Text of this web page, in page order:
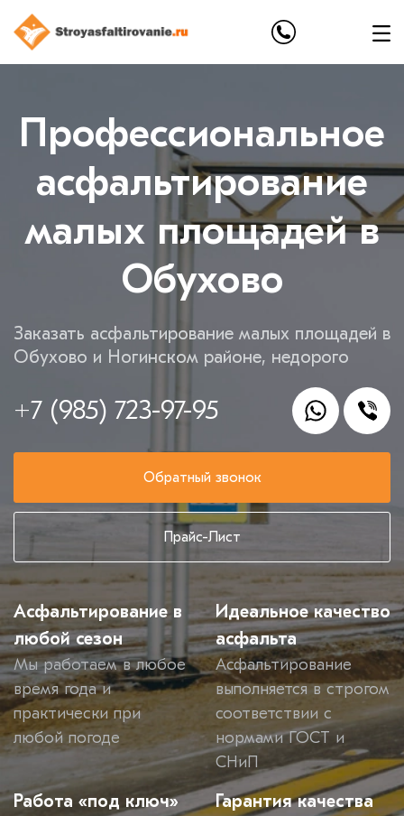
Профессиональное
асфальтирование
малых площадей в
Обухово
Заказать асфальтирование малых площадей в
Обухово и Ногинском районе, недорого
+7 (985) 723-97-95
Обратный звонок
Прайс-Лист
Асфальтирование в
любой сезон
Мы работаем в любое
время года и
практически при
любой погоде
Идеальное качество
асфальта
Асфальтирование
выполняется в строгом
соответствии с
нормами ГОСТ и
СНиП
Работа «под ключ» Гарантия качества